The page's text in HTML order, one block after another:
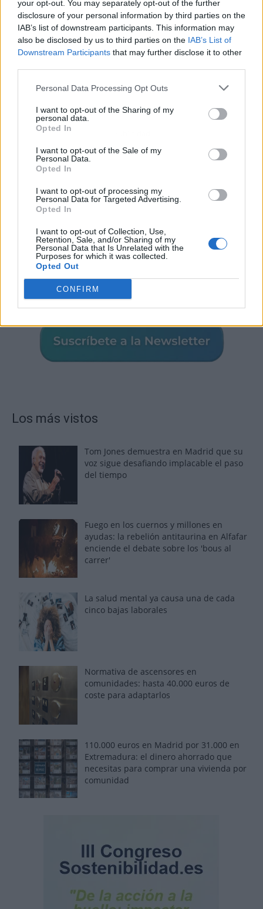
your opt-out. You may separately opt-out of the further
disclosure of your personal information by third parties on the
IAB’s list of downstream participants. This information may
also be disclosed by us to third parties on the IAB’s List of
Downstream Participants that may further disclose it to other
Personal Data Processing Opt Outs
I want to opt-out of the Sharing of my
personal data.
Opted In
I want to opt-out of the Sale of my
Personal Data.
Opted In
I want to opt-out of processing my
Personal Data for Targeted Advertising.
Opted In
I want to opt-out of Collection, Use,
Retention, Sale, and/or Sharing of my
Personal Data that Is Unrelated with the
Purposes for which it was collected.
Opted Out
CONFIRM
Los más vistos
Tom Jones demuestra en Madrid que su
voz sigue desafiando implacable el paso
del tiempo
Fuego en los cuernos y millones en
ayudas: la rebelión antitaurina en Alfafar
enciende el debate sobre los 'bous al
carrer'
La salud mental ya causa una de cada
cinco bajas laborales
Normativa de ascensores en
comunidades: hasta 40.000 euros de
coste para adaptarlos
110.000 euros en Madrid por 31.000 en
Extremadura: el dinero ahorrado que
necesitas para comprar una vivienda por
comunidad